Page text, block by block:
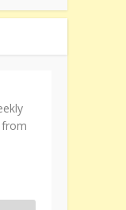
from